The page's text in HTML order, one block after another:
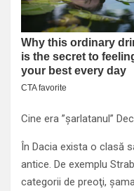
Cine era ”şarlatanul”
În Dacia exista o clasă
antice. De exemplu
categorii de preoţi,